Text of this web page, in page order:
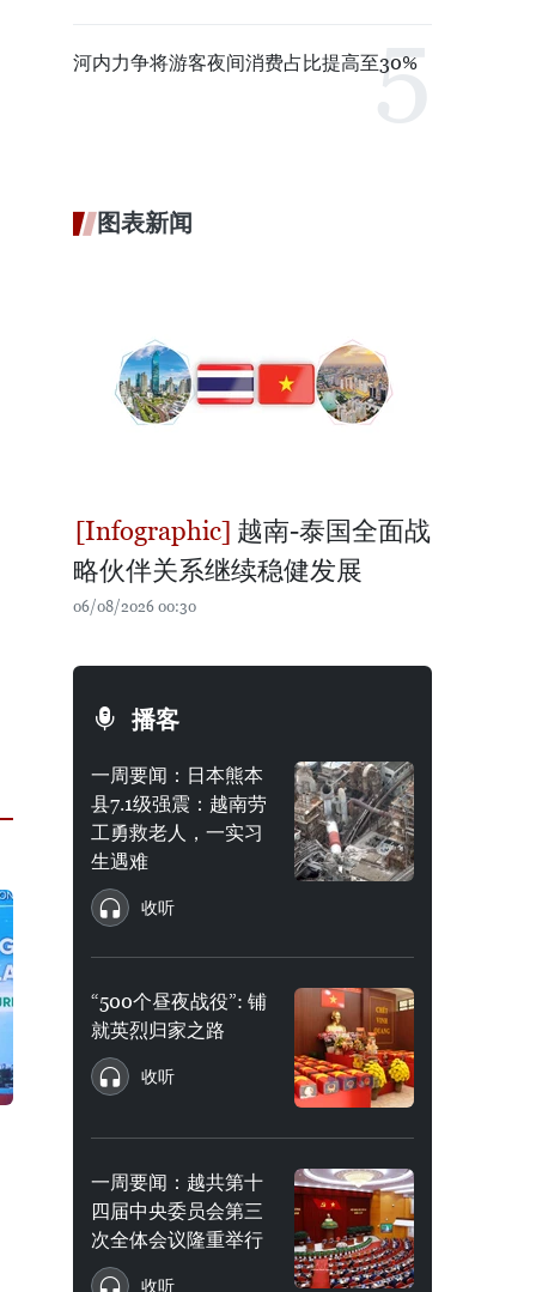
河内力争将游客夜间消费占比提高至30%
图表新闻
越南-泰国全面战
略伙伴关系继续稳健发展
06/08/2026 00:30
播客
一周要闻：日本熊本
县7.1级强震：越南劳
工勇救老人，一实习
生遇难
收听
“500个昼夜战役”: 铺
就英烈归家之路
收听
一周要闻：越共第十
四届中央委员会第三
次全体会议隆重举行
收听